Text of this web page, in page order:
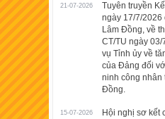
21-07-2026
Tuyên truyền
ngày 17/7/2026
Lâm Đồng, về
CT/TU ngày
vụ Tỉnh ủy về
của Đảng đối
ninh công nhân
Đồng.
15-07-2026
Hội nghị sơ kết